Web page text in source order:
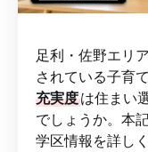
足利・佐野エリ
されている子育
充実度は住まい
でしょうか。本
学区情報を詳し